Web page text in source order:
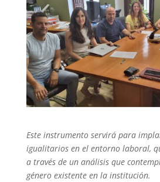
Este instrumento servirá para
igualitarios en el entorno laboral,
a través de un análisis que
género existente en la institución.